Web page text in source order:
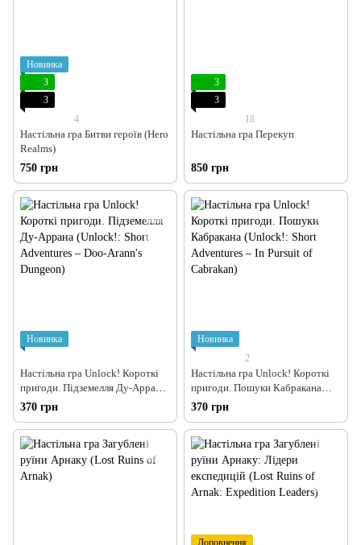
Новинка
3
3
4
Настільна гра Битви героїв (Hero
Realms)
750 грн
3
3
18
Настільна гра Перекуп
850 грн
Новинка
Настільна гра Unlock! Короткі
пригоди. Підземелля Ду-Аррана
(Unlock!: Short Adventures –
Doo-Arann's Dungeon)
370 грн
Новинка
2
Настільна гра Unlock! Короткі
пригоди. Пошуки Кабракана
(Unlock!: Short Adventures – In
Pursuit of Cabrakan)
370 грн